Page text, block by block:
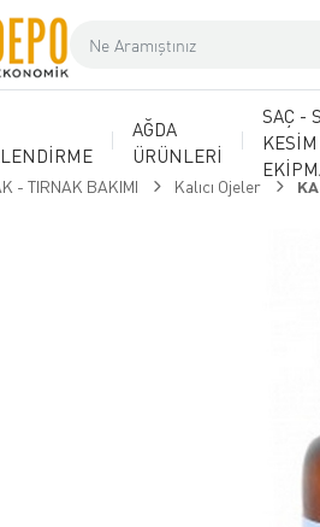
AĞDA
ÜRÜNLERİ
SAÇ -
KESİM
- TIRNAK BAKIMI Kalıcı Ojeler